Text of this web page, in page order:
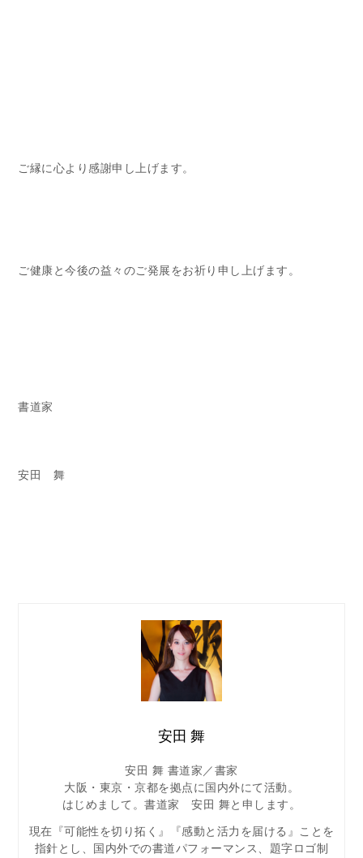
ご縁に心より感謝申し上げます。
ご健康と今後の益々のご発展をお祈り申し上げます。
書道家
安田 舞
安田 舞
安田 舞 書道家／書家
大阪・東京・京都を拠点に国内外にて活動。
はじめまして。書道家 安田 舞と申します。
現在『可能性を切り拓く』『感動と活力を届ける』ことを
指針とし、国内外での書道パフォーマンス、題字ロゴ制